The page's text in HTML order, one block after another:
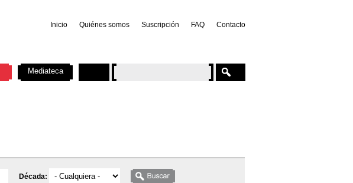
Inicio Quiénes somos Suscripción FAQ Contacto
Década:
Mediateca